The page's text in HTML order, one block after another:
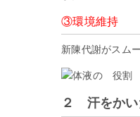
③環境維持
新陳代謝がスム
２ 汗をかい